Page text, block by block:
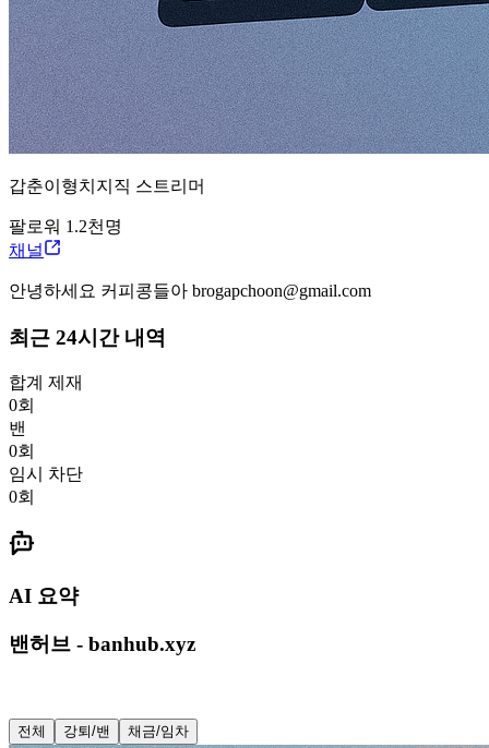
갑춘이형치지직 스트리머
팔로워 1.2천 명
채널
안녕하세요 커피콩들아 brogapchoon@gmail.com
최근 24시간 내역
합계 제재
0회
밴
0회
임시 차단
0회
AI 요약
밴허브 - banhub.xyz
전체 강퇴/밴 채금/임차